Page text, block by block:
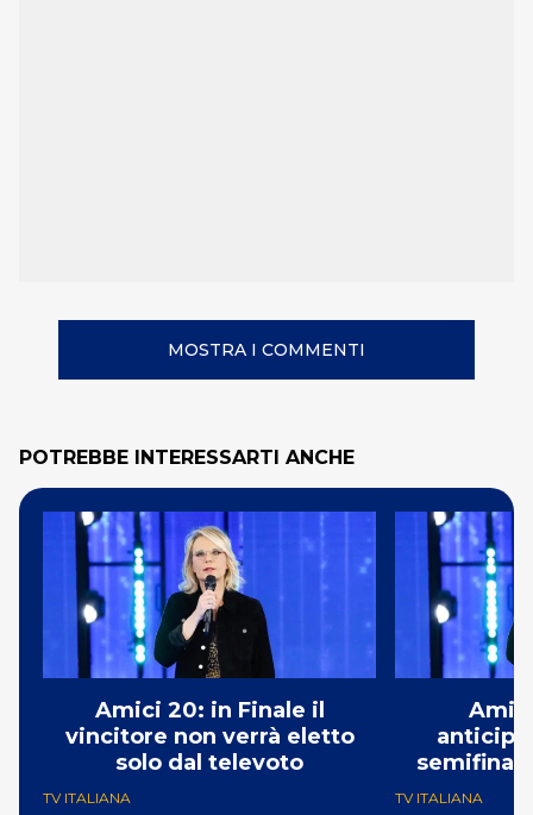
MOSTRA I COMMENTI
POTREBBE INTERESSARTI ANCHE
Amici 20: in Finale il
vincitore non verrà eletto
solo dal televoto
TV ITALIANA TV ITALIANA